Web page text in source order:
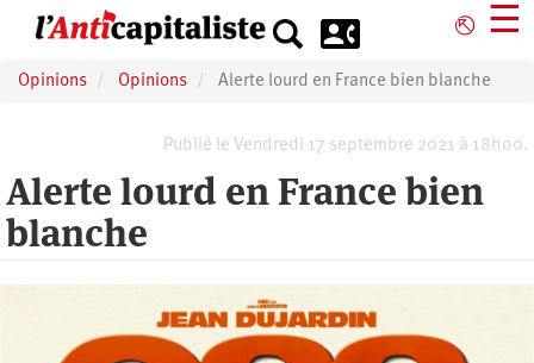
principal
⎋ ☰
Opinions Opinions Alerte lourd en France bien blanche
Publié le Vendredi 17 septembre 2021 à 18h00.
Alerte lourd en France bien
blanche